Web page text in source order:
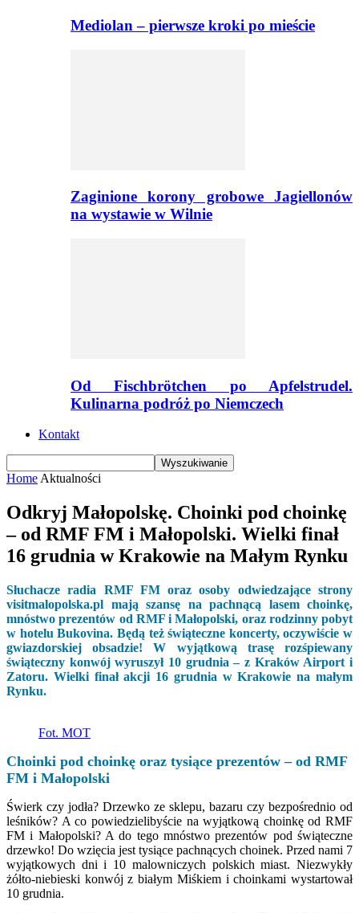
Mediolan – pierwsze kroki po mieście
Zaginione korony grobowe Jagiellonów
na wystawie w Wilnie
Od Fischbrötchen po Apfelstrudel.
Kulinarna podróż po Niemczech
Kontakt
Home Aktualności
Odkryj Małopolskę. Choinki pod choinkę
– od RMF FM i Małopolski. Wielki finał
16 grudnia w Krakowie na Małym Rynku
Słuchacze radia RMF FM oraz osoby odwiedzające strony
visitmalopolska.pl mają szansę na pachnącą lasem choinkę,
mnóstwo prezentów od RMF i Małopolski, oraz rodzinny pobyt
w hotelu Bukovina. Będą też świąteczne koncerty, oczywiście w
gwiazdorskiej obsadzie! W wyjątkową trasę rozśpiewany
świąteczny konwój wyruszył 10 grudnia – z Kraków Airport i
Zatoru. Wielki finał akcji 16 grudnia w Krakowie na małym
Rynku.
Fot. MOT
Choinki pod choinkę oraz tysiące prezentów – od RMF
FM i Małopolski
Świerk czy jodła? Drzewko ze sklepu, bazaru czy bezpośrednio od
leśników? A co powiedzielibyście na wyjątkową choinkę od RMF
FM i Małopolski? A do tego mnóstwo prezentów pod świąteczne
drzewko! Do wzięcia jest tysiące pachnących choinek. Przed nami 7
wyjątkowych dni i 10 malowniczych polskich miast. Niezwykły
żółto-niebieski konwój z białym Miśkiem i choinkami wystartował
10 grudnia.